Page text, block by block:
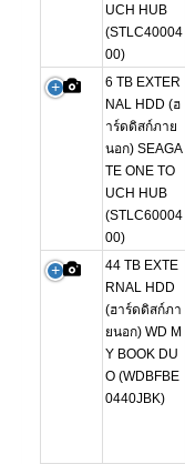
UCH HUB
(STLC40004
00)
6 TB EXTER
NAL HDD (ฮ
าร์ดดิสก์ภาย
นอก) SEAGA
TE ONE TO
UCH HUB
(STLC60004
00)
44 TB EXTE
RNAL HDD
(ฮาร์ดดิสก์ภา
ยนอก) WD M
Y BOOK DU
O (WDBFBE
0440JBK)